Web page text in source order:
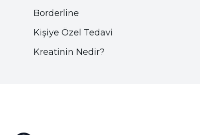
Borderline
Kişiye Özel Tedavi
Kreatinin Nedir?